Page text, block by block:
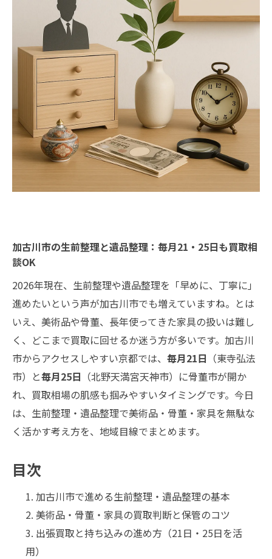
加古川市の生前整理と遺品整理：毎月21・25日も買取相
談OK
2026年現在、生前整理や遺品整理を「早めに、丁寧に」
進めたいという声が加古川市でも増えていますね。とは
いえ、美術品や骨董、長年使ってきた家具の扱いは難し
く、どこまで買取に回せるか迷う方が多いです。加古川
市からアクセスしやすい京都では、 毎月21日 （東寺弘法
市）と毎月25日 （北野天満宮天神市）に骨董市が開か
れ、買取相場の肌感も掴みやすいタイミングです。今日
は、生前整理・遺品整理で美術品・骨董・家具を無駄な
く活かす考え方を、地域目線でまとめます。
目次
加古川市で進める生前整理・遺品整理の基本
美術品・骨董・家具の買取判断と保管のコツ
出張買取と持ち込みの進め方（21日・25日を活
用）